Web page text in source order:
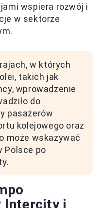
wspiera rozwój i
w sektorze
w których
takich jak
wprowadzenie
do
pasażerów
kolejowego oraz
może wskazywać
Polsce po
Intercity i